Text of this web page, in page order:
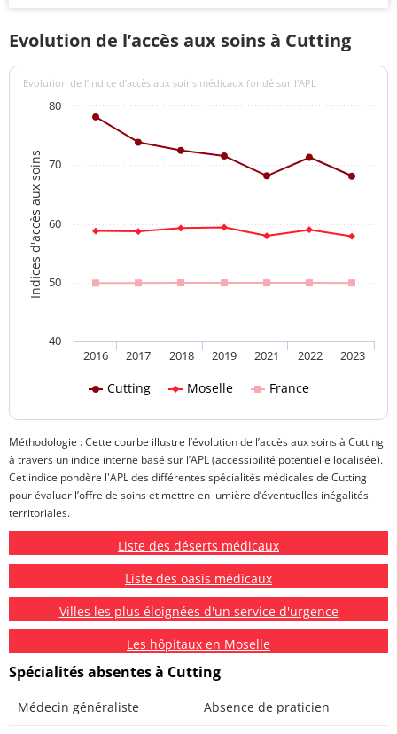
Evolution de l’accès aux soins à Cutting
Indices d'accès aux soins
Evolution de l’indice d’accès aux soins médicaux fondé sur l'APL
Cutting Moselle France
2016 2017 2018 2019 2021 2022 2023
40
50
60
70
80
Méthodologie : Cette courbe illustre l’évolution de l’accès aux soins à Cutting
à travers un indice interne basé sur l’APL (accessibilité potentielle localisée).
Cet indice pondère l'APL des différentes spécialités médicales de Cutting
pour évaluer l’offre de soins et mettre en lumière d’éventuelles inégalités
territoriales.
Liste des déserts médicaux
Liste des oasis médicaux
Villes les plus éloignées d'un service d'urgence
Les hôpitaux en Moselle
Spécialités absentes à Cutting
Médecin généraliste Absence de praticien